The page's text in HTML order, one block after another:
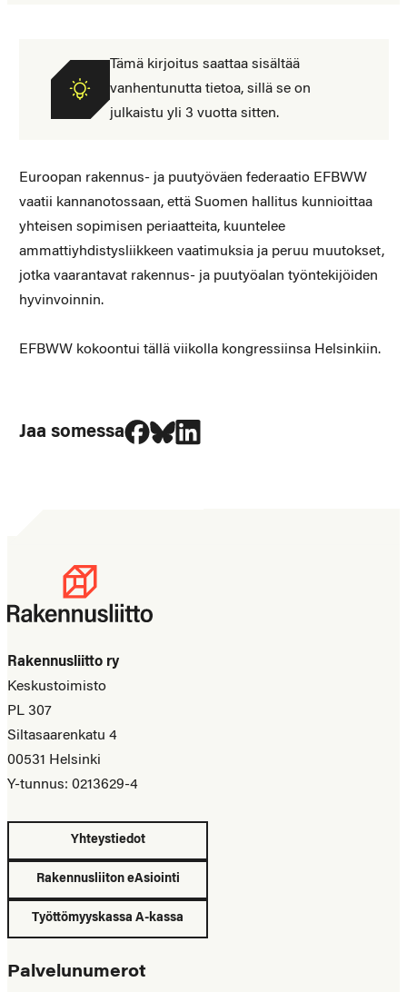
Tämä kirjoitus saattaa sisältää
vanhentunutta tietoa, sillä se on
julkaistu yli 3 vuotta sitten.
Euroopan rakennus- ja puutyöväen federaatio EFBWW
vaatii kannanotossaan, että Suomen hallitus kunnioittaa
yhteisen sopimisen periaatteita, kuuntelee
ammattiyhdistysliikkeen vaatimuksia ja peruu muutokset,
jotka vaarantavat rakennus- ja puutyöalan työntekijöiden
hyvinvoinnin.
EFBWW kokoontui tällä viikolla kongressiinsa Helsinkiin.
Jaa somessa
Jaa Facebookissa
Jaa Blueskyssa
Jaa LinkedIn:ssä
Rakennusliitto ry
Keskustoimisto
PL 307
Siltasaarenkatu 4
00531 Helsinki
Y-tunnus: 0213629-4
Yhteystiedot
Rakennusliiton eAsiointi
Työttömyyskassa A-kassa
Palvelunumerot